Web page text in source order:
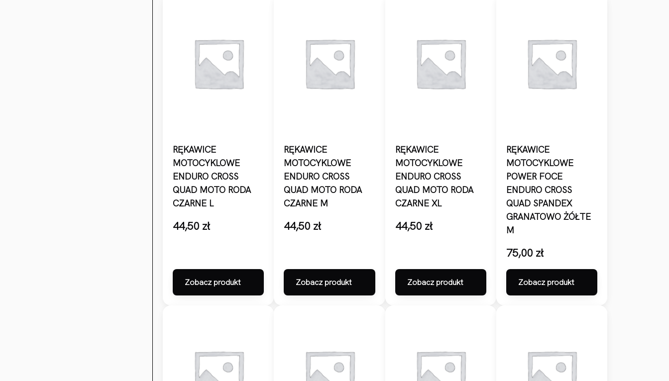
RĘKAWICE
MOTOCYKLOWE
ENDURO CROSS
QUAD MOTO RODA
CZARNE L
44,50 zł
Zobacz produkt
RĘKAWICE
MOTOCYKLOWE
ENDURO CROSS
QUAD MOTO RODA
CZARNE M
44,50 zł
Zobacz produkt
RĘKAWICE
MOTOCYKLOWE
ENDURO CROSS
QUAD MOTO RODA
CZARNE XL
44,50 zł
Zobacz produkt
RĘKAWICE
MOTOCYKLOWE
POWER FOCE
ENDURO CROSS
QUAD SPANDEX
GRANATOWO ŻÓŁTE
M
75,00 zł
Zobacz produkt